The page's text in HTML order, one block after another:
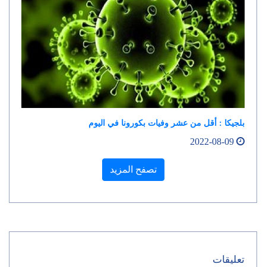
بلجيكا : أقل من عشر وفيات بكورونا في اليوم
تصفح المزيد
تعليقات